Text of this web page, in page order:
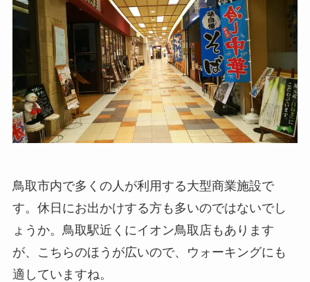
鳥取市内で多くの人が利用する大型商業施設で
す。休日にお出かけする方も多いのではないでし
ょうか。鳥取駅近くにイオン鳥取店もあります
が、こちらのほうが広いので、ウォーキングにも
適していますね。